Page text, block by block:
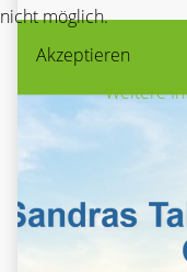
nicht möglich.
Akzeptieren
Weitere